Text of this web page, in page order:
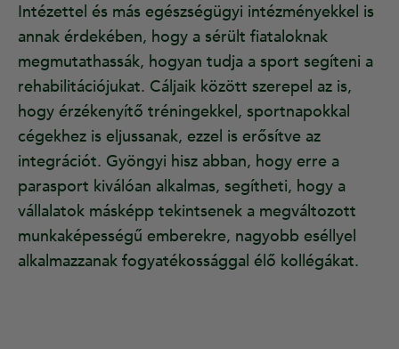
Intézettel és más egészségügyi intézményekkel is
annak érdekében, hogy a sérült fiataloknak
megmutathassák, hogyan tudja a sport segíteni a
rehabilitációjukat. Cáljaik között szerepel az is,
hogy érzékenyítő tréningekkel, sportnapokkal
cégekhez is eljussanak, ezzel is erősítve az
integrációt. Gyöngyi hisz abban, hogy erre a
parasport kiválóan alkalmas, segítheti, hogy a
vállalatok másképp tekintsenek a megváltozott
munkaképességű emberekre, nagyobb eséllyel
alkalmazzanak fogyatékossággal élő kollégákat.